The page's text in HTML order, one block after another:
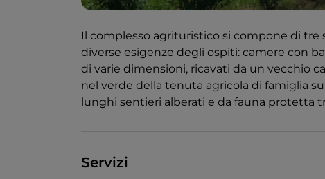
Il complesso agrituristico si compone di
diverse esigenze degli ospiti: camere con
di varie dimensioni, ricavati da un vecchio
nel verde della tenuta agricola di famiglia
lunghi sentieri alberati e da fauna protetta
Servizi